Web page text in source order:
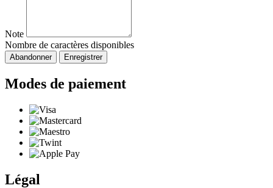
Note
Nombre de caractères disponibles
Abandonner Enregistrer
Modes de paiement
Légal